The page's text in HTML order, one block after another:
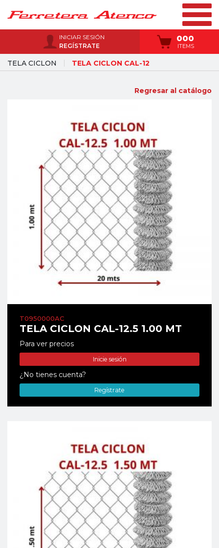
INICIAR SESIÓN
REGÍSTRATE
000
ITEMS
TELA CICLON TELA CICLON CAL-12
Regresar al catálogo
T0950000AC
TELA CICLON CAL-12.5 1.00 MT
Para ver precios
Inicie sesión
¿No tienes cuenta?
Regístrate